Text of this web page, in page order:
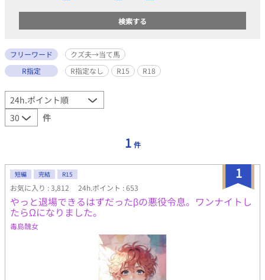
フリーワード
クズ夫→当て馬
R指定
R指定なし R15 R18
件
1 件
1
短編 完結 R15
お気に入り : 3,812 24h.ポイント : 653
やっと退場できるはずだったβの悪役令息。ワンナイトし
たらΩになりました。
毒島醜女